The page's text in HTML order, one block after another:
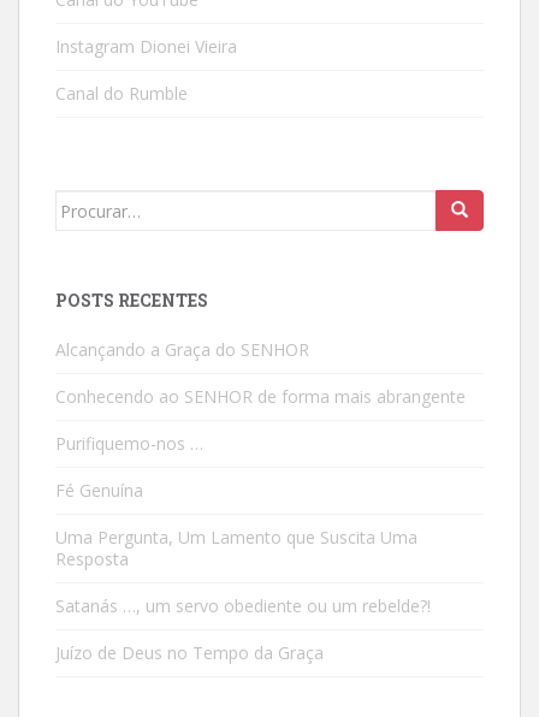
Instagram Dionei Vieira
Canal do Rumble
Search
POSTS RECENTES
Alcançando a Graça do SENHOR
Conhecendo ao SENHOR de forma mais abrangente
Purifiquemo-nos …
Fé Genuína
Uma Pergunta, Um Lamento que Suscita Uma
Resposta
Satanás …, um servo obediente ou um rebelde?!
Juízo de Deus no Tempo da Graça